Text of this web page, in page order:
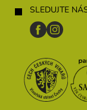
SLEDUJTE